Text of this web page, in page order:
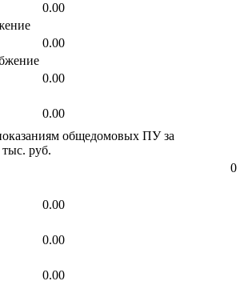
0.00
0.00
0.00
0.00
общедомовых ПУ за
руб.
0
0.00
0.00
0.00